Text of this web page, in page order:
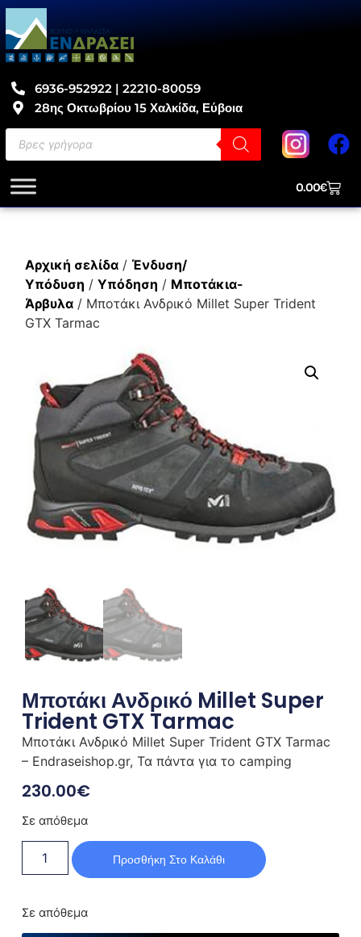
6936-952922 | 22210-80059
28ης Οκτωβρίου 15 Χαλκίδα, Εύβοια
0.00€
Αρχική σελίδα/ Ένδυση/
Υπόδυση / Υπόδηση / Μποτάκια-
Άρβυλα/ Μποτάκι Ανδρικό Millet Super Trident
GTX Tarmac
Μποτάκι Ανδρικό Millet Super
Trident GTX Tarmac
Μποτάκι Ανδρικό Millet Super Trident GTX Tarmac
– Endraseishop.gr, Τα πάντα για το camping
230.00€
Σε απόθεμα
Προσθήκη Στο Καλάθι
Σε απόθεμα